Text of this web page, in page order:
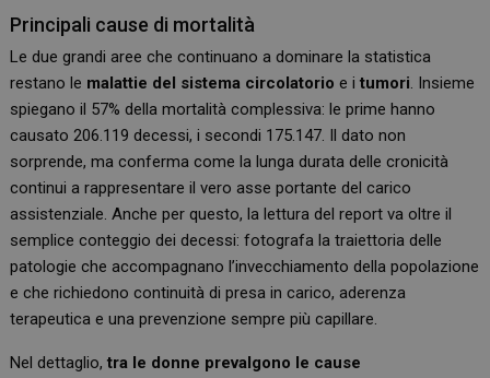
Principali cause di mortalità
Le due grandi aree che continuano a dominare la statistica
restano le malattie del sistema circolatorio e itumori. Insieme
spiegano il 57% della mortalità complessiva: le prime hanno
causato 206.119 decessi, i secondi 175.147. Il dato non
sorprende, ma conferma come la lunga durata delle cronicità
continui a rappresentare il vero asse portante del carico
assistenziale. Anche per questo, la lettura del report va oltre il
semplice conteggio dei decessi: fotografa la traiettoria delle
patologie che accompagnano l’invecchiamento della popolazione
e che richiedono continuità di presa in carico, aderenza
terapeutica e una prevenzione sempre più capillare.
Nel dettaglio,tra le donne prevalgono le cause